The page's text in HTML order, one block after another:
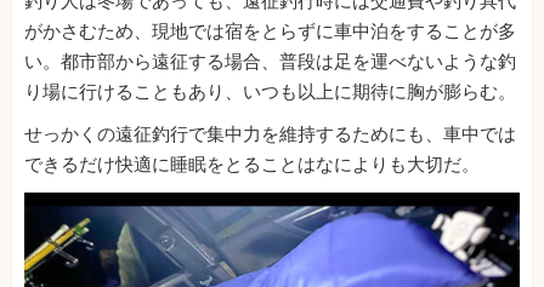
がかさむため、現地では宿をとらずに車中泊をすることが多
い。都市部から遠征する場合、普段は足を運べないような釣
り場に行けることもあり、いつも以上に期待に胸が膨らむ。
せっかくの遠征釣行で集中力を維持するためにも、車中では
できるだけ快適に睡眠をとることはなによりも大切だ。